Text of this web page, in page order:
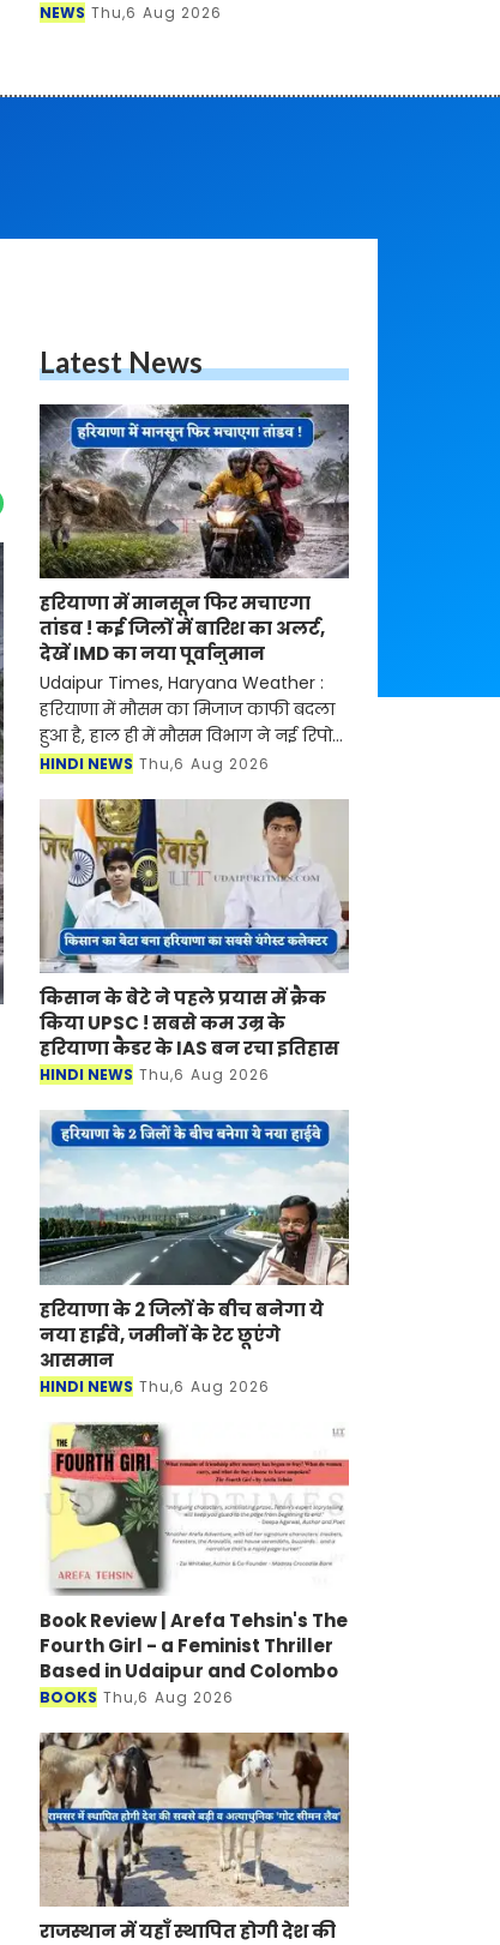
NEWS Thu,6 Aug 2026
Latest News
हरियाणा में मानसून फिर मचाएगा
तांडव ! कई जिलों में बारिश का अलर्ट,
देखें IMD का नया पूर्वानुमान
Udaipur Times, Haryana Weather :
हरियाणा में मौसम का मिजाज काफी बदला
हुआ है, हाल ही में मौसम विभाग ने नई रिपोर्ट
जारी करते हुए बताया है की प्रदेश में मानसून
HINDI NEWS Thu,6 Aug 2026
किसान के बेटे ने पहले प्रयास में क्रैक
किया UPSC ! सबसे कम उम्र के
हरियाणा कैडर के IAS बन रचा इतिहास
HINDI NEWS Thu,6 Aug 2026
हरियाणा के 2 जिलों के बीच बनेगा ये
नया हाईवे, जमीनों के रेट छूएंगे
आसमान
HINDI NEWS Thu,6 Aug 2026
Book Review | Arefa Tehsin's The
Fourth Girl - a Feminist Thriller
Based in Udaipur and Colombo
BOOKS Thu,6 Aug 2026
राजस्थान में यहाँ स्थापित होगी देश की